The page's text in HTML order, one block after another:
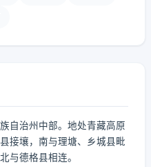
自治州中部。地处青藏高原
接壤，南与理塘、乡城县毗
与德格县相连。